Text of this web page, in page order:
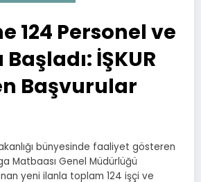
124 Personel ve
Başladı: İŞKUR
Başvurular
bünyesinde faaliyet gösteren
Matbaası Genel Müdürlüğü
yeni ilanla toplam 124 işçi ve